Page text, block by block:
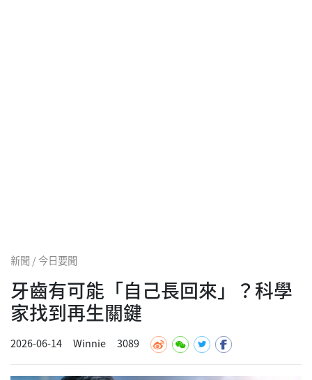
新聞 / 今日要聞
牙齒有可能「自己長回來」？科學
家找到再生關鍵
2026-06-14 Winnie 3089